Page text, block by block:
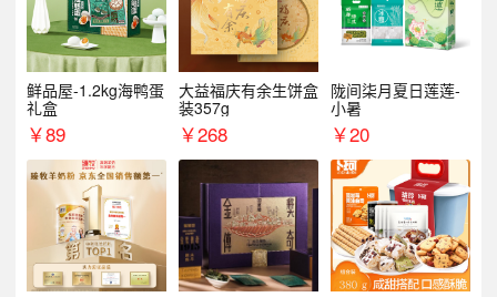
鲜品屋-1.2kg海鸭蛋
礼盒
￥89
大益福庆有余生饼盒
装357g
￥268
陇间柒月夏日莲莲-
小暑
￥20